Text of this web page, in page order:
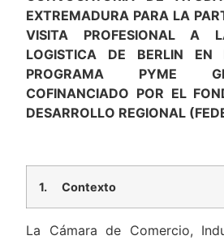
EXTREMADURA PARA LA
VISITA PROFESIONAL A
LOGISTICA DE BERLIN
PROGRAMA PYME
COFINANCIADO POR EL
DESARROLLO REGIONAL
1.Contexto
La Cámara de Comercio,